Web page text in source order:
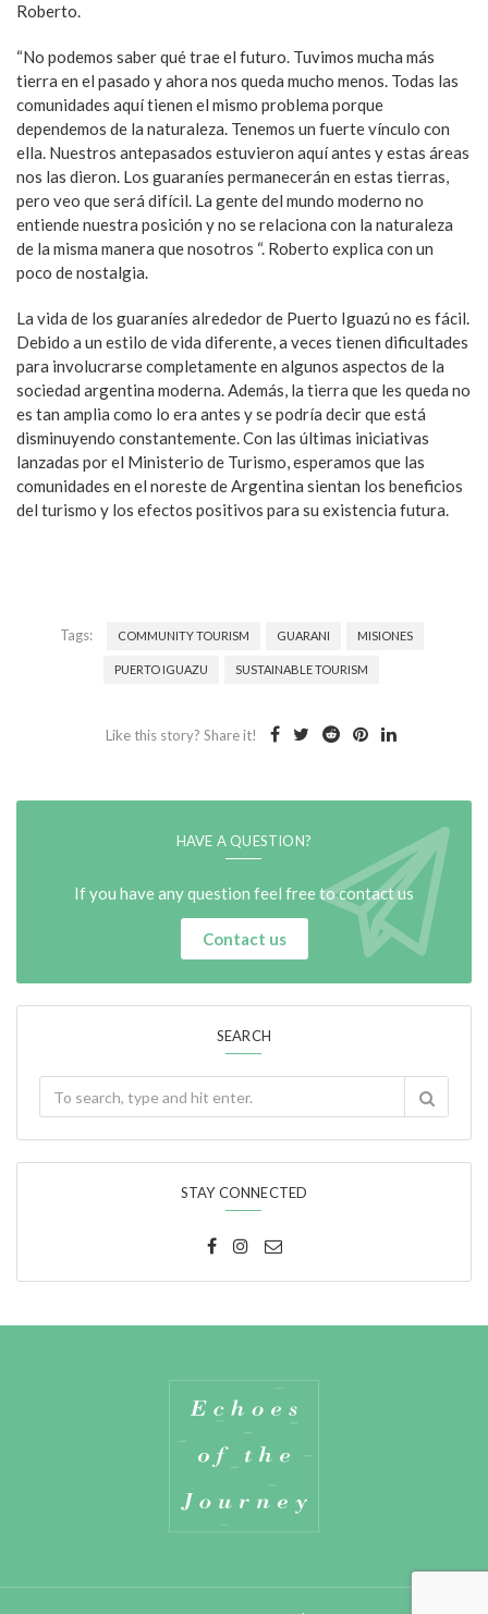
Roberto.
“No podemos saber qué trae el futuro. Tuvimos mucha más
tierra en el pasado y ahora nos queda mucho menos. Todas las
comunidades aquí tienen el mismo problema porque
dependemos de la naturaleza. Tenemos un fuerte vínculo con
ella. Nuestros antepasados ​​estuvieron aquí antes y estas áreas
nos las dieron. Los guaraníes permanecerán en estas tierras,
pero veo que será difícil. La gente del mundo moderno no
entiende nuestra posición y no se relaciona con la naturaleza
de la misma manera que nosotros “. Roberto explica con un
poco de nostalgia.
La vida de los guaraníes alrededor de Puerto Iguazú no es fácil.
Debido a un estilo de vida diferente, a veces tienen dificultades
para involucrarse completamente en algunos aspectos de la
sociedad argentina moderna. Además, la tierra que les queda no
es tan amplia como lo era antes y se podría decir que está
disminuyendo constantemente. Con las últimas iniciativas
lanzadas por el Ministerio de Turismo, esperamos que las
comunidades en el noreste de Argentina sientan los beneficios
del turismo y los efectos positivos para su existencia futura.
Tags: COMMUNITY TOURISM GUARANI MISIONES
PUERTO IGUAZU SUSTAINABLE TOURISM
Like this story? Share it!
HAVE A QUESTION?
If you have any question feel free to contact us
Contact us
SEARCH
STAY CONNECTED